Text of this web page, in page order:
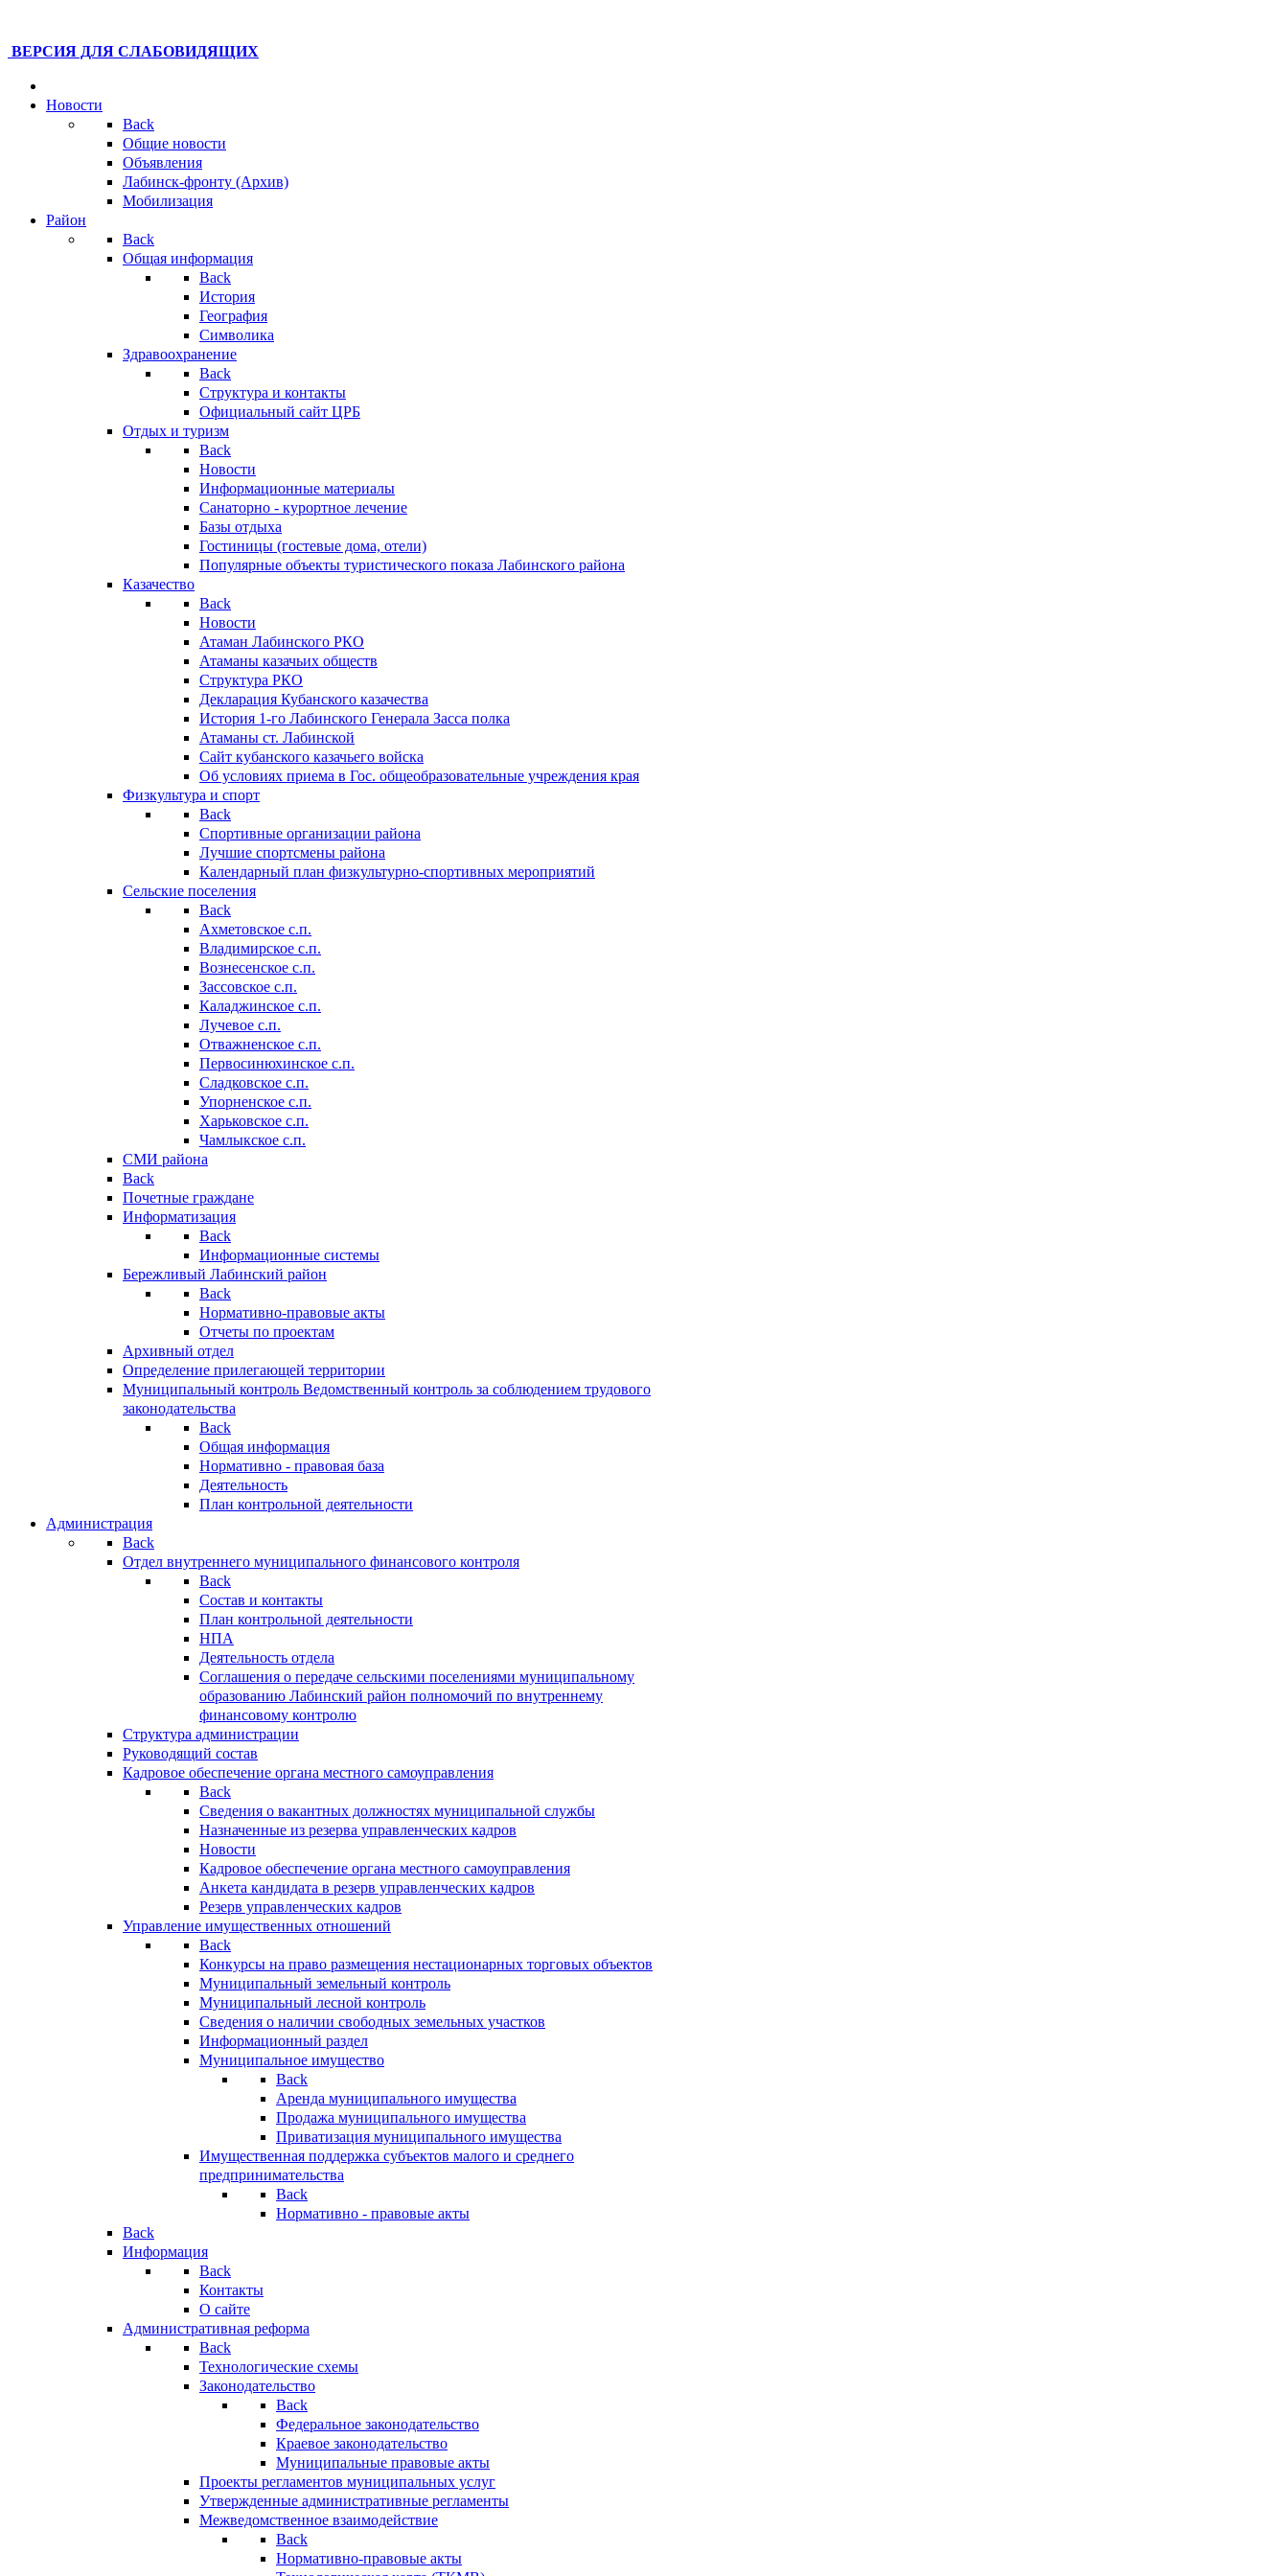
ВЕРСИЯ ДЛЯ СЛАБОВИДЯЩИХ
Новости
Back
Общие новости
Объявления
Лабинск-фронту (Архив)
Мобилизация
Район
Back
Общая информация
Back
История
География
Символика
Здравоохранение
Back
Структура и контакты
Официальный сайт ЦРБ
Отдых и туризм
Back
Новости
Информационные материалы
Санаторно - курортное лечение
Базы отдыха
Гостиницы (гостевые дома, отели)
Популярные объекты туристического показа Лабинского района
Казачество
Back
Новости
Атаман Лабинского РКО
Атаманы казачьих обществ
Структура РКО
Декларация Кубанского казачества
История 1-го Лабинского Генерала Засса полка
Атаманы ст. Лабинской
Cайт кубанского казачьего войска
Об условиях приема в Гос. общеобразовательные учреждения края
Физкультура и спорт
Back
Спортивные организации района
Лучшие спортсмены района
Календарный план физкультурно-спортивных мероприятий
Сельские поселения
Back
Ахметовское с.п.
Владимирское с.п.
Вознесенское с.п.
Зассовское с.п.
Каладжинское с.п.
Лучевое с.п.
Отважненское с.п.
Первосинюхинское с.п.
Сладковское с.п.
Упорненское с.п.
Харьковское с.п.
Чамлыкское с.п.
СМИ района
Back
Почетные граждане
Информатизация
Back
Информационные системы
Бережливый Лабинский район
Back
Нормативно-правовые акты
Отчеты по проектам
Архивный отдел
Определение прилегающей территории
Муниципальный контроль Ведомственный контроль за соблюдением трудового
законодательства
Back
Общая информация
Нормативно - правовая база
Деятельность
План контрольной деятельности
Администрация
Back
Отдел внутреннего муниципального финансового контроля
Back
Состав и контакты
План контрольной деятельности
НПА
Деятельность отдела
Соглашения о передаче сельскими поселениями муниципальному
образованию Лабинский район полномочий по внутреннему
финансовому контролю
Структура администрации
Руководящий состав
Кадровое обеспечение органа местного самоуправления
Back
Сведения о вакантных должностях муниципальной службы
Назначенные из резерва управленческих кадров
Новости
Кадровое обеспечение органа местного самоуправления
Анкета кандидата в резерв управленческих кадров
Резерв управленческих кадров
Управление имущественных отношений
Back
Конкурсы на право размещения нестационарных торговых объектов
Муниципальный земельный контроль
Муниципальный лесной контроль
Сведения о наличии свободных земельных участков
Информационный раздел
Муниципальное имущество
Back
Аренда муниципального имущества
Продажа муниципального имущества
Приватизация муниципального имущества
Имущественная поддержка субъектов малого и среднего
предпринимательства
Back
Нормативно - правовые акты
Back
Информация
Back
Контакты
О сайте
Административная реформа
Back
Технологические схемы
Законодательство
Back
Федеральное законодательство
Краевое законодательство
Муниципальные правовые акты
Проекты регламентов муниципальных услуг
Утвержденные административные регламенты
Межведомственное взаимодействие
Back
Нормативно-правовые акты